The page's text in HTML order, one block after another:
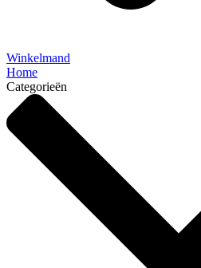
Winkelmand
Home
Categorieën